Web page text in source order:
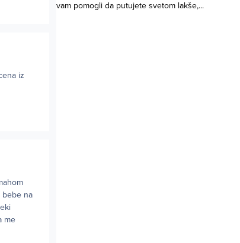
iz
bebe na
me
vam pomogli da putujete svetom lakše,...